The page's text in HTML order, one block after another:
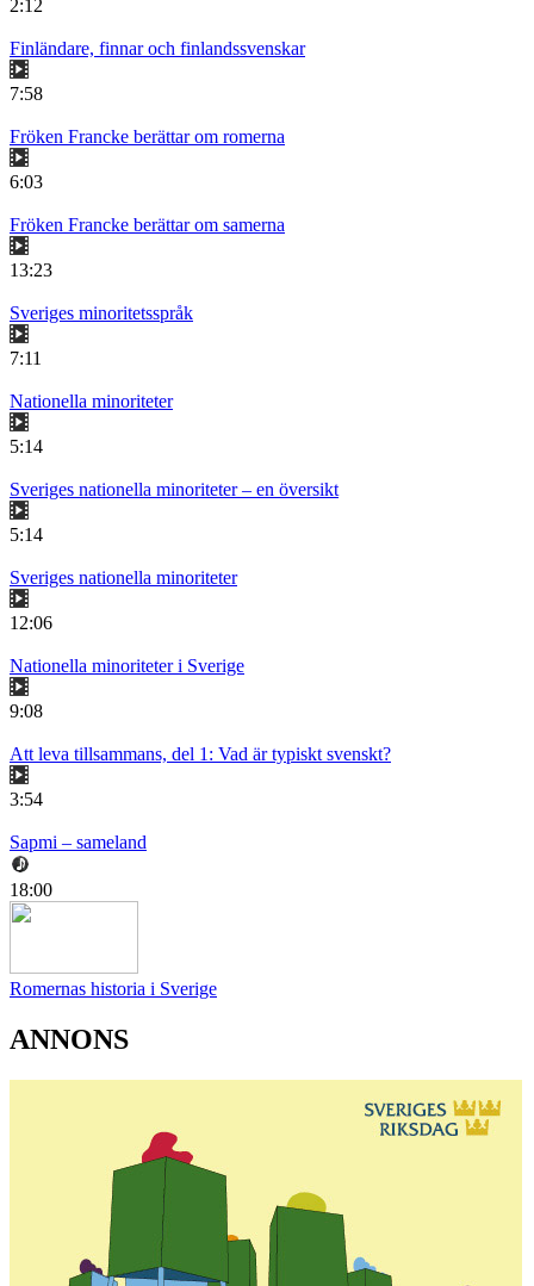
2:12
Finländare, finnar och finlandssvenskar
7:58
Fröken Francke berättar om romerna
6:03
Fröken Francke berättar om samerna
13:23
Sveriges minoritetsspråk
7:11
Nationella minoriteter
5:14
Sveriges nationella minoriteter – en översikt
5:14
Sveriges nationella minoriteter
12:06
Nationella minoriteter i Sverige
9:08
Att leva tillsammans, del 1: Vad är typiskt svenskt?
3:54
Sapmi – sameland
18:00
Romernas historia i Sverige
ANNONS